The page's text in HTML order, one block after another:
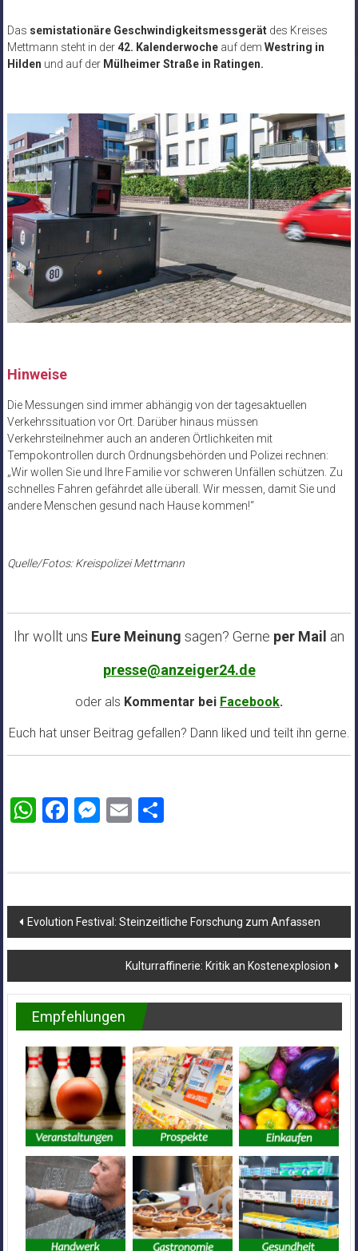
Das semistationäre Geschwindigkeitsmessgerätdes Kreises
Mettmann steht in der42. Kalenderwocheauf dem Westring in
Hilden und auf der Mülheimer Straße in Ratingen.
Hinweise
Die Messungen sind immer abhängig von der tagesaktuellen
Verkehrssituation vor Ort. Darüber hinaus müssen
Verkehrsteilnehmer auch an anderen Örtlichkeiten mit
Tempokontrollen durch Ordnungsbehörden und Polizei rechnen:
„Wir wollen Sie und Ihre Familie vor schweren Unfällen schützen. Zu
schnelles Fahren gefährdet alle überall. Wir messen, damit Sie und
andere Menschen gesund nach Hause kommen!“
Quelle/Fotos: Kreispolizei Mettmann
Ihr wollt uns Eure Meinung sagen? Gerne per Mail an
presse@anzeiger24.de
oder als Kommentar bei Facebook.
Euch hat unser Beitrag gefallen? Dann liked und teilt ihn gerne.
WhatsApp
Facebook
Messenger
EmailTeilen
Beitragsnavigation
Evolution Festival: Steinzeitliche Forschung zum Anfassen
Kulturraffinerie: Kritik an Kostenexplosion
Empfehlungen